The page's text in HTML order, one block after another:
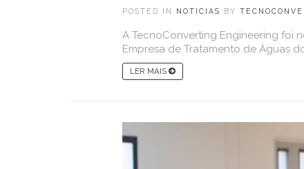
POSTED IN NOTICIAS BY
A TecnoConverting Engineering foi
Empresa de Tratamento de Águas
LER MAIS